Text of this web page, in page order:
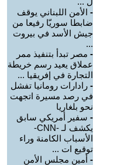
- الأمن اللبناني يوقف
ضابطا سوريّا رفيعا من
جيش الأسد في بيروت
...
- مصر تبدأ بتنفيذ ممر
عملاق يعيد رسم خريطة
التجارة في إفريقيا ...
- رادارات رومانيا تفشل
في رصد مسيرة اتجهت
نحو بلغاريا
- سفير أمريكي سابق
يكشف لـ -CNN-
الأسباب الكامنة وراء
توقيع ات ...
- أمين مجلس الأمن